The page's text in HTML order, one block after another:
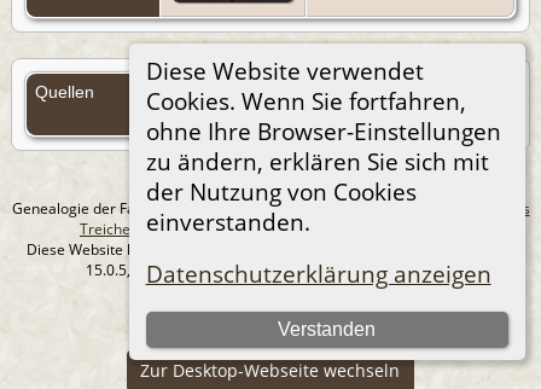
Diese Website verwendet
Cookies. Wenn Sie fortfahren,
ohne Ihre Browser-Einstellungen
zu ändern, erklären Sie sich mit
der Nutzung von Cookies
einverstanden.
Datenschutzerklärung anzeigen
Verstanden
Quellen
Quellen (Anmelden)
Genealogie der Familie Treichel aus Berlin. - erstellt und betreut von
Andreas
Treichel
Copyright © 2014-2026 Alle Rechte vorbehalten.
Diese Website läuft mit
15.0.5, programmiert von Darrin Lythgoe © 2001-2026.
Datenschutzerklärung
--- Self-Hosted at home ---
Zur Desktop-Webseite wechseln